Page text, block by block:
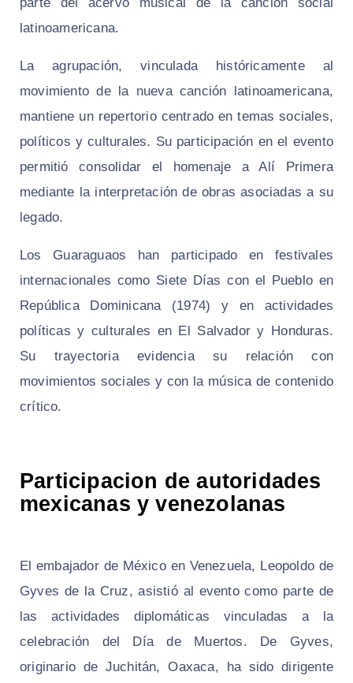
latinoamericana.
La agrupación, vinculada históricamente al
movimiento de la nueva canción latinoamericana,
mantiene un repertorio centrado en temas sociales,
políticos y culturales. Su participación en el evento
permitió consolidar el homenaje a Alí Primera
mediante la interpretación de obras asociadas a su
legado.
Los Guaraguaos han participado en festivales
internacionales como Siete Días con el Pueblo en
República Dominicana (1974) y en actividades
políticas y culturales en El Salvador y Honduras.
Su trayectoria evidencia su relación con
movimientos sociales y con la música de contenido
crítico.
Participacion de autoridades
mexicanas y venezolanas
El embajador de México en Venezuela, Leopoldo de
Gyves de la Cruz, asistió al evento como parte de
las actividades diplomáticas vinculadas a la
celebración del Día de Muertos. De Gyves,
originario de Juchitán, Oaxaca, ha sido dirigente